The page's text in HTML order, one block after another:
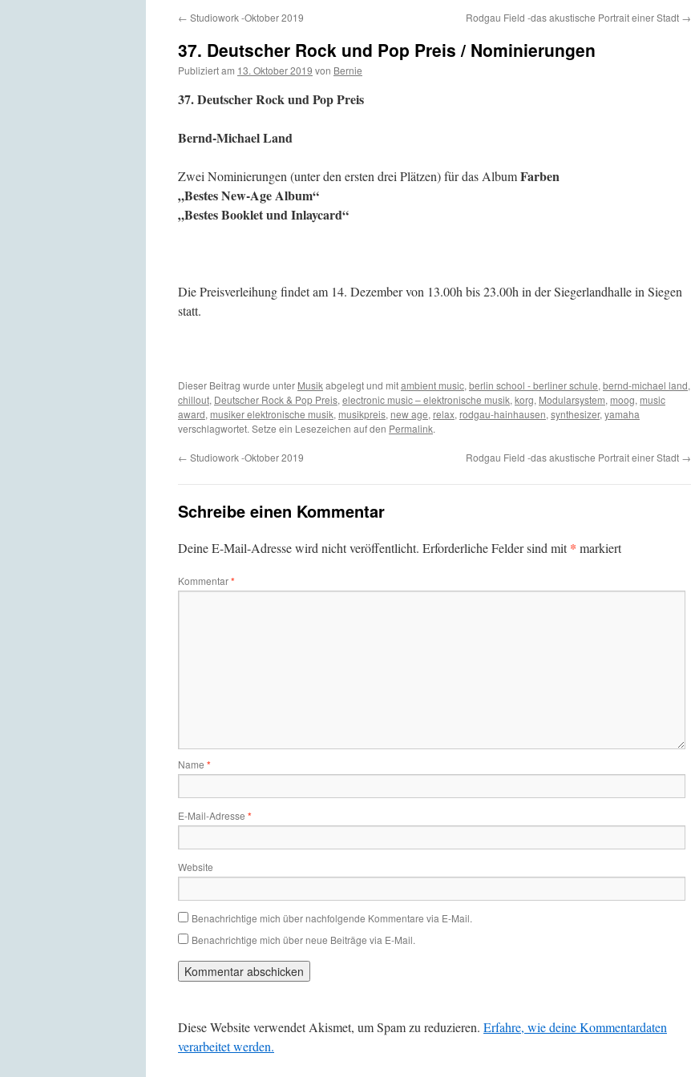
← Studiowork -Oktober 2019 Rodgau Field -das akustische Portrait einer Stadt →
37. Deutscher Rock und Pop Preis / Nominierungen
Publiziert am 13. Oktober 2019 von Bernie
37. Deutscher Rock und Pop Preis
Bernd-Michael Land
Zwei Nominierungen (unter den ersten drei Plätzen) für das AlbumFarben
„Bestes New-Age Album“
„Bestes Booklet und Inlaycard“
Die Preisverleihung findet am 14. Dezember von 13.00h bis 23.00h in der Siegerlandhalle in Siegen
statt.
Dieser Beitrag wurde unter Musikabgelegt und mitambient music, berlin school - berliner schule, bernd-michael land,
chillout, Deutscher Rock & Pop Preis, electronic music – elektronische musik, korg, Modularsystem, moog, music
award, musiker elektronische musik, musikpreis, new age, relax, rodgau-hainhausen, synthesizer, yamaha
verschlagwortet. Setze ein Lesezeichen auf den Permalink.
← Studiowork -Oktober 2019 Rodgau Field -das akustische Portrait einer Stadt →
Schreibe einen Kommentar
Deine E-Mail-Adresse wird nicht veröffentlicht. Erforderliche Felder sind mit* markiert
Kommentar*
Name *
E-Mail-Adresse *
Website
Benachrichtige mich über nachfolgende Kommentare via E-Mail.
Benachrichtige mich über neue Beiträge via E-Mail.
Diese Website verwendet Akismet, um Spam zu reduzieren. Erfahre, wie deine Kommentardaten
verarbeitet werden.